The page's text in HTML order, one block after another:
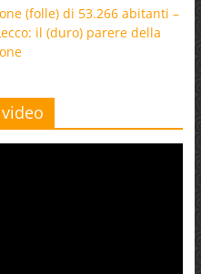
(folle) di 53.266 abitanti –
il (duro) parere della